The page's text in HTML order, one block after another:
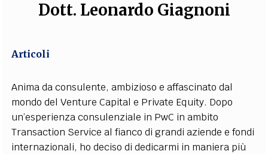
FILODIRITTO
EXTRA
CODICI RUBRICHE LIBRI PROCEEDINGS PUBBLICITÀ CONTATTI
Dott. Leonardo Giagnoni
Articoli
Anima da consulente, ambizioso e affascinato dal
mondo del Venture Capital e Private Equity. Dopo
un’esperienza consulenziale in PwC in ambito
Transaction Service al fianco di grandi aziende e fondi
internazionali, ho deciso di dedicarmi in maniera più